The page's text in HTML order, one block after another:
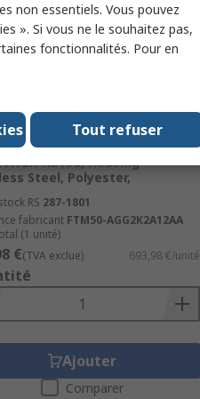
Soliphant FTM50
Point Level Level Switch,
ATEX-Rated, Housing
Steel, Polyester,
RS 287-1801
fabricant FTM50-AGG2K2A12AA
(1 unité)
€(TVA exclue) 693,98 €/unité
Ajouter
Comparer
non essentiels. Vous pouvez
». Si vous ne le souhaitez pas,
fonctionnalités. Pour en
Tout refuser